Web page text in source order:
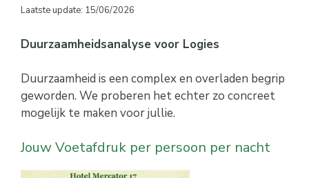
Laatste update: 15/06/2026
Duurzaamheidsanalyse voor Logies
Duurzaamheid is een complex en overladen begrip
geworden. We proberen het echter zo concreet
mogelijk te maken voor jullie.
Jouw Voetafdruk per persoon per nacht